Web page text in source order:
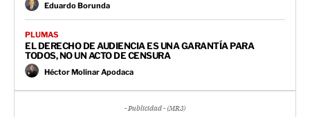
Eduardo Borunda
PLUMAS
EL DERECHO DE AUDIENCIA ES UNA GARANTÍA PARA
TODOS, NO UN ACTO DE CENSURA
Héctor Molinar Apodaca
- Publicidad - (MR3)